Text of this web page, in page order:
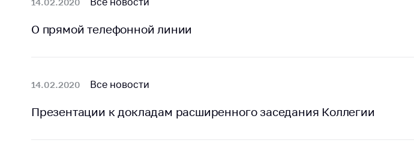
О прямой телефонной линии
14.02.2020 Все новости
Презентации к докладам расширенного заседания Коллегии